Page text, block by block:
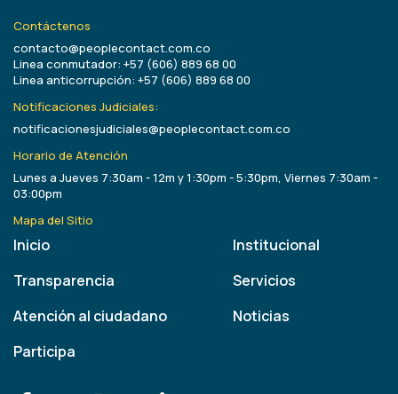
Contáctenos
contacto@peoplecontact.com.co
Linea conmutador: +57 (606) 889 68 00
Linea anticorrupción: +57 (606) 889 68 00
Notificaciones Judiciales:
notificacionesjudiciales@peoplecontact.com.co
Horario de Atención
Lunes a Jueves 7:30am - 12m y 1:30pm - 5:30pm, Viernes 7:30am -
03:00pm
Mapa del Sitio
Inicio
Transparencia
Atención al ciudadano
Participa
Institucional
Servicios
Noticias